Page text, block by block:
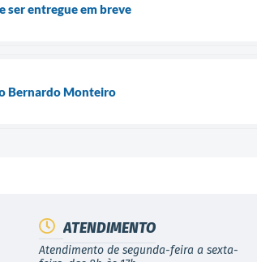
ser entregue em breve
Bernardo Monteiro
ATENDIMENTO
Atendimento de segunda-feira a sexta-